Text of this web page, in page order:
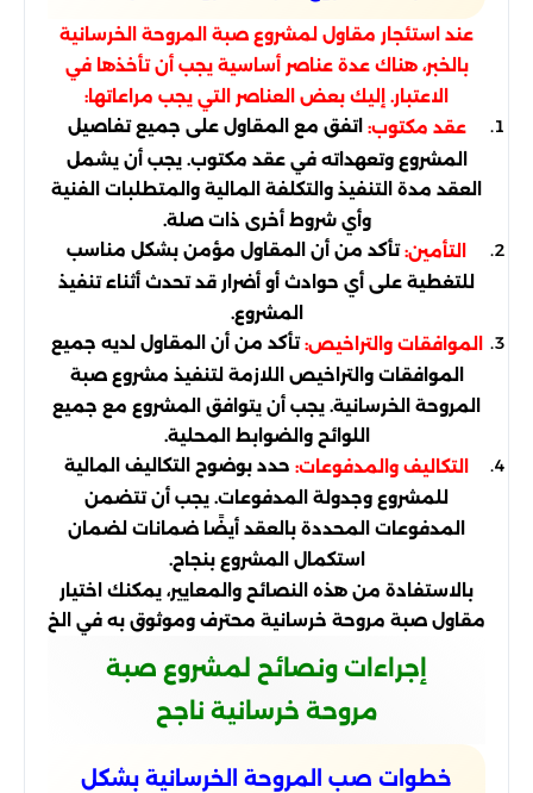
عند استئجار مقاول لمشروع صبة المروحة الخرسانية
بالخبر، هناك عدة عناصر أساسية يجب أن تأخذها في
الاعتبار. إليك بعض العناصر التي يجب مراعاتها:
عقد مكتوب: اتفق مع المقاول على جميع تفاصيل
المشروع وتعهداته في عقد مكتوب. يجب أن يشمل
العقد مدة التنفيذ والتكلفة المالية والمتطلبات الفنية
وأي شروط أخرى ذات صلة.
التأمين:تأكد من أن المقاول مؤمن بشكل مناسب
للتغطية على أي حوادث أو أضرار قد تحدث أثناء تنفيذ
المشروع.
الموافقات والتراخيص:تأكد من أن المقاول لديه جميع
الموافقات والتراخيص اللازمة لتنفيذ مشروع صبة
المروحة الخرسانية. يجب أن يتوافق المشروع مع جميع
اللوائح والضوابط المحلية.
التكاليف والمدفوعات: حدد بوضوح التكاليف المالية
للمشروع وجدولة المدفوعات. يجب أن تتضمن
المدفوعات المحددة بالعقد أيضًا ضمانات لضمان
استكمال المشروع بنجاح.
بالاستفادة من هذه النصائح والمعايير، يمكنك اختيار
مقاول صبة مروحة خرسانية محترف وموثوق به في الخ
إجراءات ونصائح لمشروع صبة
مروحة خرسانية ناجح
خطوات صب المروحة الخرسانية بشكل